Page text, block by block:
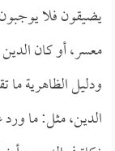
يضيقون فلا
معسر، أو كان
ودليل الظاهرية
الدين، مثل: ما